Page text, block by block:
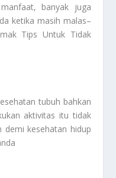
banyak juga
ketika masih malas–
Tips Untuk Tidak
tubuh bahkan
aktivitas itu tidak
demi kesehatan hidup